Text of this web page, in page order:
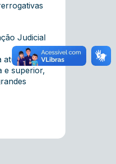
Judicial
atual
e superior,